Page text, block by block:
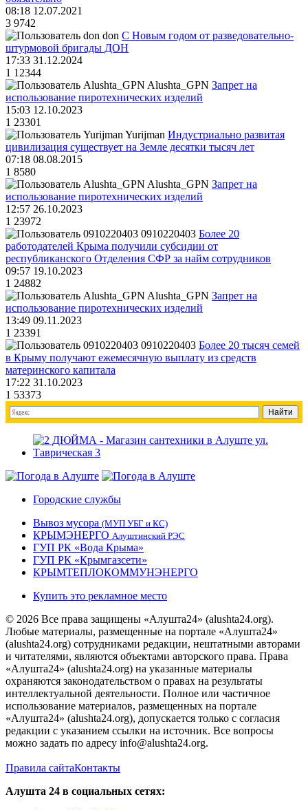
08:18 12.07.2021
3 9742
don С Новым годом от разведовательно-
штурмовой бригады ДОН
17:33 31.12.2024
1 12344
Alushta_GPN Запрет на
использование пиротехнических изделий
15:03 12.10.2023
1 23301
Yurijman Индустриально развитая
цивилизация существует на Земле десятки тысяч лет
07:18 08.08.2015
1 8580
Alushta_GPN Запрет на
использование пиротехнических изделий
12:57 26.10.2023
1 23972
0910220403 Более 20
работодателей Крыма получили субсидии от
республиканского Отделения СФР за найм сотрудников
09:57 19.10.2023
1 24882
Alushta_GPN Запрет на
использование пиротехнических изделий
13:49 09.11.2023
1 23391
0910220403 Более 20 тысяч семей
в Крыму получают ежемесячную выплату из средств
материнского капитала
17:22 31.10.2023
1 53373
Городские службы
Вывоз мусора (МУП УБГ и КС)
КРЫМЭНЕРГО Алуштинский РЭС
ГУП РК «Вода Крыма»
ГУП РК «Крымгазсети»
КРЫМТЕПЛОКОММУНЭНЕРГО
Купить это рекламное место
© 2026 Все права защищены «Алушта24» (alushta24.org).
Любые материалы, размещенные на портале «Алушта24»
(alushta24.org) сотрудниками редакции, нештатными авторами
и читателями, являются объектами авторского права. Права
«Алушта24» (alushta24.org) на указанные материалы
охраняются законодательством о правах на результаты
интеллектуальной деятельности. Полное или частичное
использование материалов, размещенных на портале
«Алушта24» (alushta24.org), допускается только с согласия
редакции с указанием ссылки на источник. Все вопросы
можно задать по адресу info@alushta24.org.
Правила сайтаКонтакты
Алушта 24 в социальных сетях: